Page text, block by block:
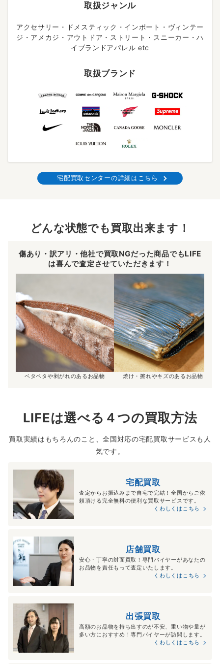
取扱ジャンル
アクセサリー・ドメスティック・インポート・ヴィンテー
ジ・アメカジ・アウトドア・ストリート・スニーカー・ハ
イブランドアパレル etc
取扱ブランド
宅配買取センターの詳細はこちら
どんな状態でも買取出来ます！
傷あり・訳アリ・他社で買取NGだった商品でもLIFE
は喜んで査定させていただきます！
ベタベタや剥がれのあるお品物 焼け・擦れやキズのあるお品物
LIFEは選べる４つの買取方法
買取実績はもちろんのこと、全国対応の宅配買取サービスも人
気です。
宅配買取
査定からお振込みまで自宅で完結！全国からご依
頼頂ける完全無料の便利な買取サービスです。
くわしくはこちら
店舗買取
安心・丁寧の対面買取！専門バイヤーがあなたの
お品物を責任もって査定いたします。
くわしくはこちら
出張買取
高額のお品物を持ち出すのが不安、重い物や量が
多い方におすすめ！専門バイヤーが訪問します。
くわしくはこちら